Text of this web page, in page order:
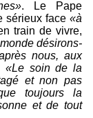
. Le Pape
sérieux face «à
train de vivre,
désirons-
nous, aux
«Le soin de la
et non pas
toujours la
et de tout